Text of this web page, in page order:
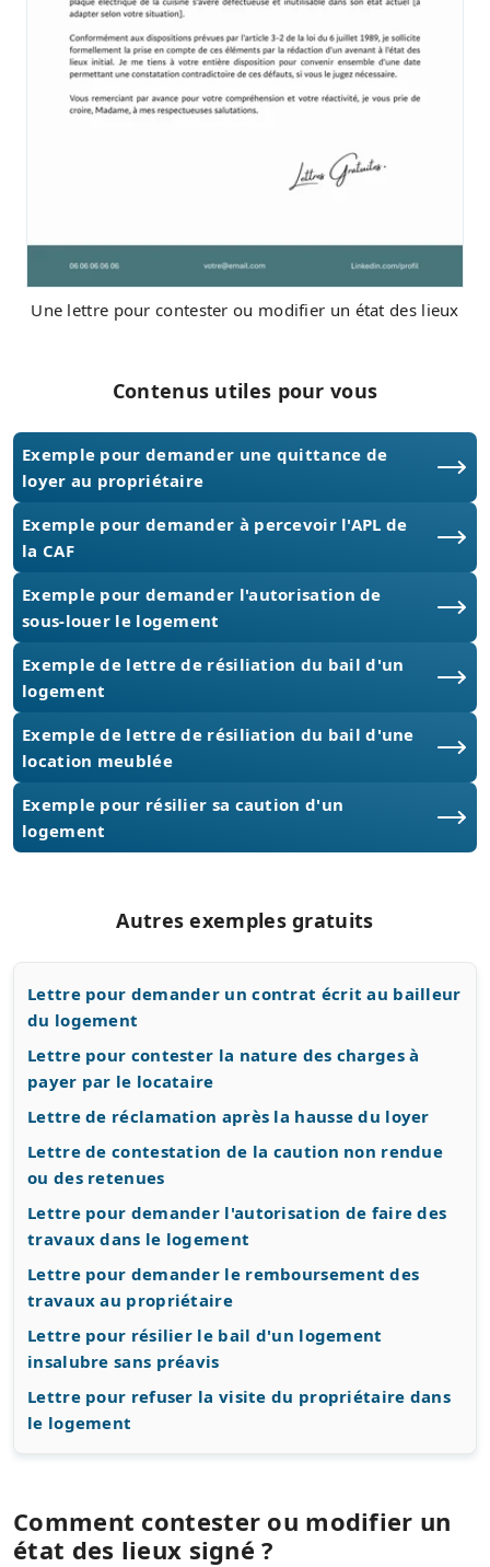
Une lettre pour contester ou modifier un état des lieux
Contenus utiles pour vous
Exemple pour demander une quittance de
loyer au propriétaire
Exemple pour demander à percevoir l'APL de
la CAF
Exemple pour demander l'autorisation de
sous-louer le logement
Exemple de lettre de résiliation du bail d'un
logement
Exemple de lettre de résiliation du bail d'une
location meublée
Exemple pour résilier sa caution d'un
logement
Autres exemples gratuits
Lettre pour demander un contrat écrit au bailleur
du logement
Lettre pour contester la nature des charges à
payer par le locataire
Lettre de réclamation après la hausse du loyer
Lettre de contestation de la caution non rendue
ou des retenues
Lettre pour demander l'autorisation de faire des
travaux dans le logement
Lettre pour demander le remboursement des
travaux au propriétaire
Lettre pour résilier le bail d'un logement
insalubre sans préavis
Lettre pour refuser la visite du propriétaire dans
le logement
Comment contester ou modifier un
état des lieux signé ?